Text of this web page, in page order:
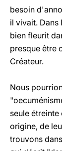
besoin
il vivait. Dans
bien fleurit
presque être
Créateur.
Nous
seule
origine, de
trouvons